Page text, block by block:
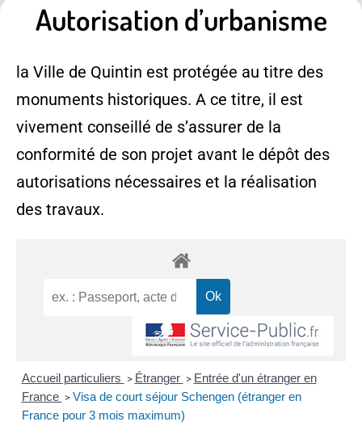
Autorisation d’urbanisme
la Ville de Quintin est protégée au titre des
monuments historiques. A ce titre, il est
vivement conseillé de s’assurer de la
conformité de son projet avant le dépôt des
autorisations nécessaires et la réalisation
des travaux.
Accueil particuliers > Étranger > Entrée d'un étranger en
France > Visa de court séjour Schengen (étranger en
France pour 3 mois maximum)